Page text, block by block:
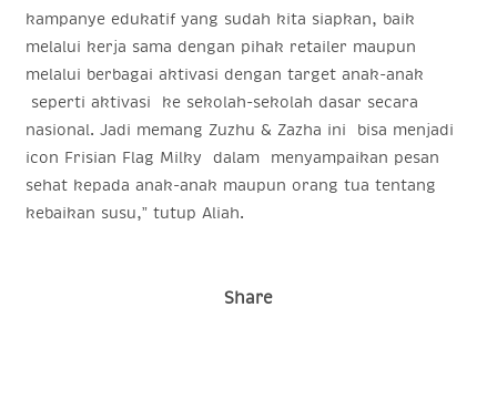
kampanye edukatif yang sudah kita siapkan, baik
melalui kerja sama dengan pihak retailer maupun
melalui berbagai aktivasi dengan target anak-anak
seperti aktivasi ke sekolah-sekolah dasar secara
nasional. Jadi memang Zuzhu & Zazha ini bisa menjadi
icon Frisian Flag Milky dalam menyampaikan pesan
sehat kepada anak-anak maupun orang tua tentang
kebaikan susu,” tutup Aliah.
Share